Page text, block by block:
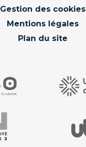
Gestion des cookies
Mentions légales
Plan du site